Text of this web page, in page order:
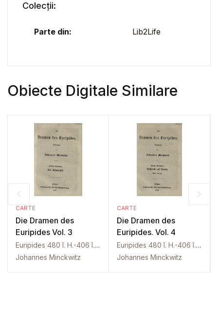
Colecții:
Parte din: Lib2Life
Obiecte Digitale Similare
CARTE
Die Dramen des
Euripides Vol. 3
Euripides 480 î. H.-406 î. H
Johannes Minckwitz
CARTE
Die Dramen des
Euripides. Vol. 4
Euripides 480 î. H.-406 î. H
Johannes Minckwitz